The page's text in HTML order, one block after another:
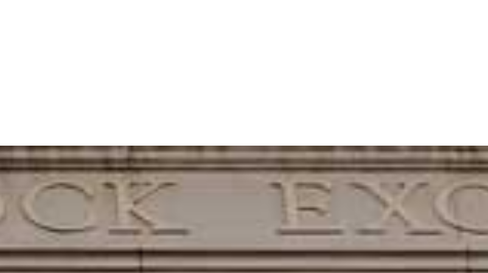
nezávislé a praktické informácie o investovaní na burze.
krajinách vďaka našim odborným článkom, detailným recenziám a porovnaniam brokerov.
tak, aby ich dokázal využiť každý od úplných začiatočníkov až po skúsených profesionálov a zároveň pomôcť ľuďom